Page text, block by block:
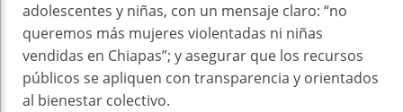
adolescentes y niñas, con un mensaje claro: “no
queremos más mujeres violentadas ni niñas
vendidas en Chiapas”; y asegurar que los recursos
públicos se apliquen con transparencia y orientados
al bienestar colectivo.